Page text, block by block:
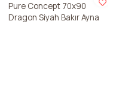
Pure Concept 70x90
Dragon Siyah Bakır Ayna